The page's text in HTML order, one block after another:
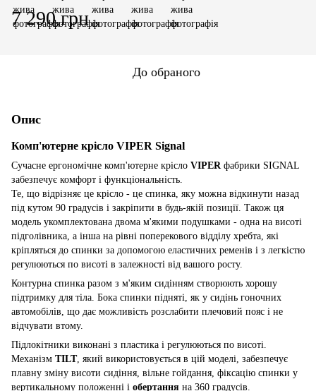
7 290 грн
До обраного
Опис
Комп'ютерне крісло VIPER Signal
Сучасне ергономічне комп'ютерне крісло VIPER фабрики SIGNAL
забезпечує комфорт і функціональність.
Те, що відрізняє це крісло - це спинка, яку можна відкинути назад
під кутом 90 градусів і закріпити в будь-якій позиції. Також ця
модель укомплектована двома м'якими подушками - одна на висоті
підголівника, а інша на рівні поперекового відділу хребта, які
кріпляться до спинки за допомогою еластичних ременів і з легкістю
регулюються по висоті в залежності від вашого росту.
Контурна спинка разом з м'яким сидінням створюють хорошу
підтримку для тіла. Бока спинки підняті, як у сидінь гоночних
автомобілів, що дає можливість розслабити плечовий пояс і не
відчувати втому.
Підлокітники виконані з пластика і регулюються по висоті.
Механізм TILT, який використовується в цій моделі, забезпечує
плавну зміну висоти сидіння, вільне гойдання, фіксацію спинки у
вертикальному положенні і обертання на 360 градусів.